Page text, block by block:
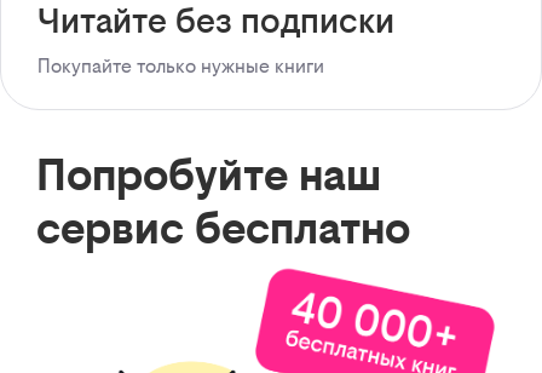
Читайте без подписки
Покупайте только нужные книги
Попробуйте наш
сервис бесплатно